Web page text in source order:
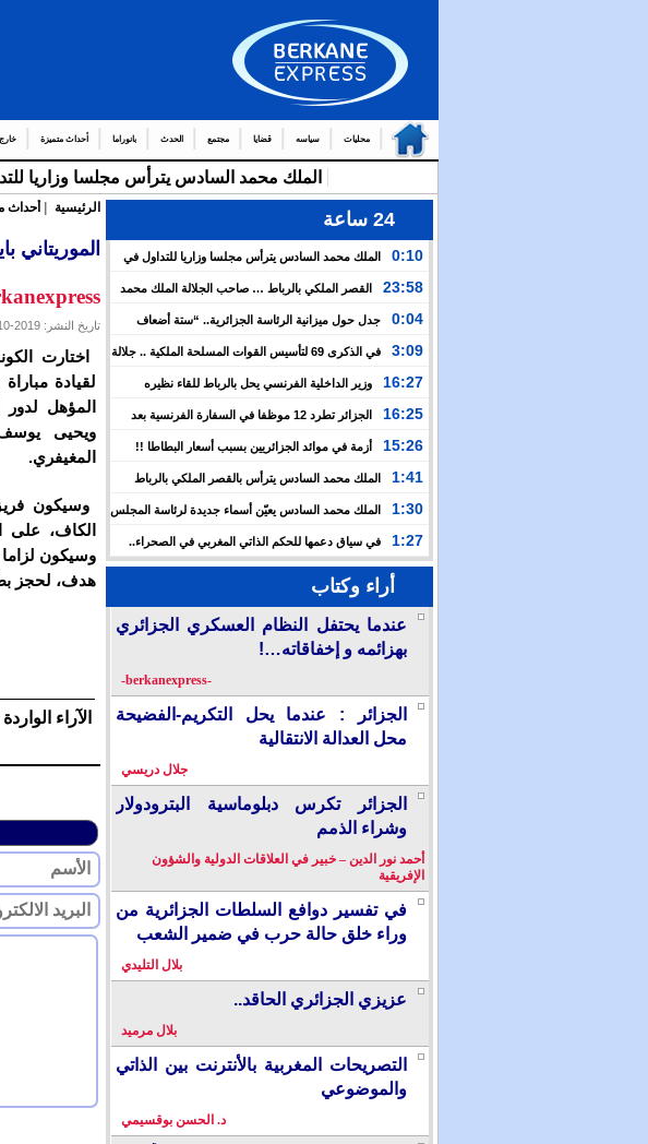
محليات سياسه قضايا مجتمع الحدث بانوراما أحداث متميزة
24 ساعة
0:10
الملك محمد السادس يترأس مجلسا وزاريا للتداول في
23:58
القصر الملكي بالرباط … صاحب الجلالة الملك محمد
السادس يترأس مجلسا وزاريا
0:04
جدل حول ميزانية الرئاسة الجزائرية.. “ستة أضعاف
نظيرتها الفرنسية”؟!
3:09
في الذكرى 69 لتأسيس القوات المسلحة الملكية .. جلالة
الملك يدعو لمواصلة التعبئة من أجل تعزيز قوة الجيش وينوه بورش
16:27
وزير الداخلية الفرنسي يحل بالرباط للقاء نظيره
المغربي.. ولفتيت يقترح مراجعة مجموعة من الاتفاقيات بين
16:25
الجزائر تطرد 12 موظفا في السفارة الفرنسية بعد
اعتقال مسؤولها القنصلي وباريس تهدد إما التراجع أو الرد بقوة
15:26 أزمة في موائد الجزائريين بسبب أسعار البطاطا !!
1:41
الملك محمد السادس يترأس بالقصر الملكي بالرباط
حفلا دينيا إحياء لليلة القدر
1:30
الملك محمد السادس يعيّن أسماء جديدة لرئاسة المجلس
الأعلى للتكوين والبحث العلمي والمندوبية الوزارية لحقوق الإنسان
1:27
في سياق دعمها للحكم الذاتي المغربي في الصحراء..
إسبانيا تشرع في إدراج “المسيرة الخضراء” ضمن مقرراتها
الدراسيةأراء وكتاب
عندما يحتفل النظام العسكري الجزائري
بهزائمه و إخفاقاته…!
-berkanexpress-
الجزائر : عندما يحل التكريم-الفضيحة
محل العدالة الانتقالية
جلال دريسي
الجزائر تكرس دبلوماسية البترودولار
وشراء الذمم
أحمد نور الدين – خبير في العلاقات الدولية والشؤون
الإفريقية
في تفسير دوافع السلطات الجزائرية من
وراء خلق حالة حرب في ضمير الشعب
بلال التليدي
عزيزي الجزائري الحاقد..
بلال مرميد
التصريحات المغربية بالأنترنت بين الذاتي
والموضوعي
د. الحسن بوقسيمي
الرئيسية أحداث
تاريخ النشر: 2019-10-29 - ساعة النشر: 22:13
اختارت
لقيادة
المؤهل
ويحيى
المغيفري.
وسيكون
الكاف، على
هدف، لحجز
الآراء